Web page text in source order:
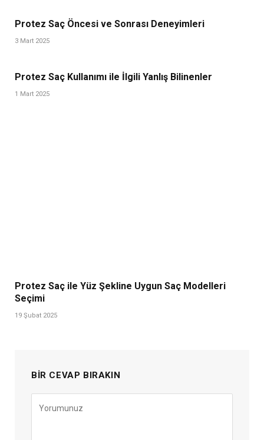
Protez Saç Öncesi ve Sonrası Deneyimleri
3 Mart 2025
Protez Saç Kullanımı ile İlgili Yanlış Bilinenler
1 Mart 2025
Protez Saç ile Yüz Şekline Uygun Saç Modelleri
Seçimi
19 Şubat 2025
BIR CEVAP BIRAKIN